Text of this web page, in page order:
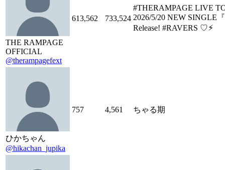
THE RAMPAGE
OFFICIAL
@therampagefext
613,562 733,524
#THERAMPAGE LIVE
2026/5/20 NEW SINGLE
Release! #RAVERS ♡⚡︎
ひかちゃん
@hikachan_jupika
757 4,561 ちゃる期